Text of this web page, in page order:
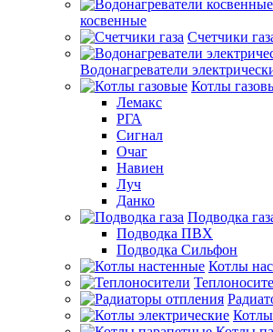
косвенные
Счетчики
Водонагреватели
Котлы
Лемакс
РГА
Сигнал
Очаг
Навиен
Луч
Данко
Подводка
Подводка ПВХ
Подводка Сильфон
Котлы
Котлы